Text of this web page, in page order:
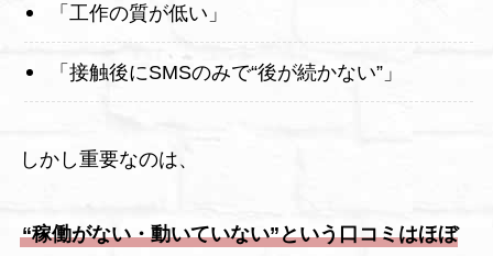
「工作の質が低い」
「接触後にSMSのみで“後が続かない”」
しかし重要なのは、
“稼働がない・動いていない”という口コミはほぼ